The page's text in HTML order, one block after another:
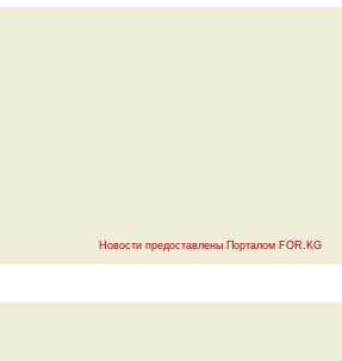
Новости предоставлены Порталом FOR.KG